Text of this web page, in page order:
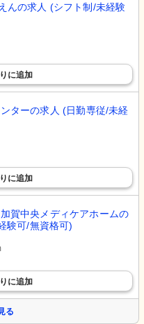
んの求人 (シフト制/未経験
に追加
ターの求人 (日勤専従/未経
に追加
賀中央メディケアホームの
験可/無資格可)
に追加
る